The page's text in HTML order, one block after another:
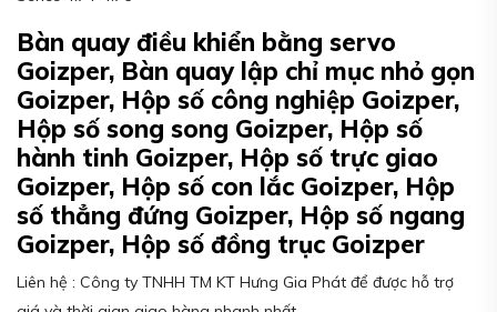
Bàn quay điều khiển bằng servo
Goizper, Bàn quay lập chỉ mục nhỏ gọn
Goizper, Hộp số công nghiệp Goizper,
Hộp số song song Goizper, Hộp số
hành tinh Goizper, Hộp số trực giao
Goizper, Hộp số con lắc Goizper, Hộp
số thẳng đứng Goizper, Hộp số ngang
Goizper, Hộp số đồng trục Goizper
Liên hệ : Công ty TNHH TM KT Hưng Gia Phát để được hỗ trợ